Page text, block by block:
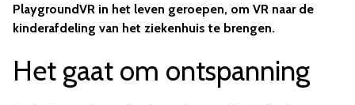
PlaygroundVR in het leven geroepen, om VR naar de
kinderafdeling van het ziekenhuis te brengen.
Het gaat om ontspanning